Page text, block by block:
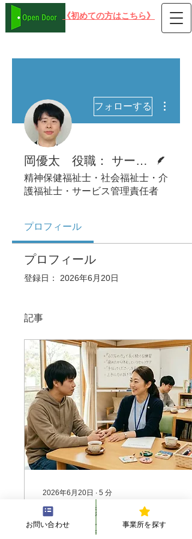
​《初めての方はこちら》
フォローする
岡優太 役職： サービス管理責任者 兼 責任者
精神保健福祉士・社会福祉士・介
護福祉士・サービス管理責任者
プロフィール
プロフィール
登録日： 2026年6月20日
記事
2026年6月20日 ∙ 5 分
「真面目すぎて疲れてし
まう」あなたへ
お問い合わせ 事業所を探す